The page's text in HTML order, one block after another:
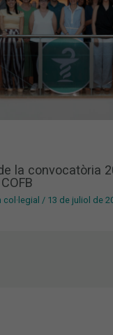
la convocatòria
col·legial / 13 de juliol de